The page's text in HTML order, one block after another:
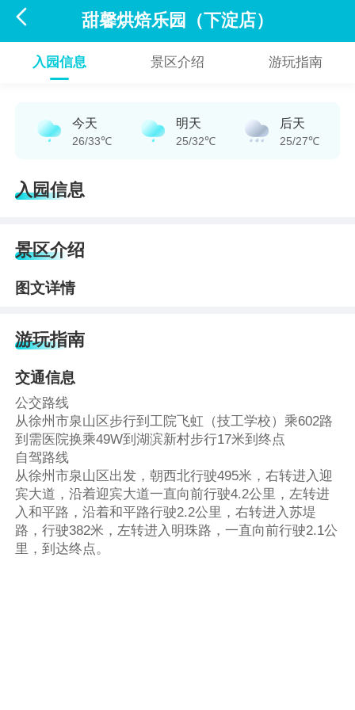
 甜馨烘焙乐园（下淀店）
入园信息 景区介绍 游玩指南
今天
26/33℃
明天
25/32℃
后天
25/27℃
入园信息
景区介绍
图文详情
游玩指南
交通信息
公交路线
从徐州市泉山区步行到工院飞虹（技工学校）乘602路
到需医院换乘49W到湖滨新村步行17米到终点
自驾路线
从徐州市泉山区出发，朝西北行驶495米，右转进入迎
宾大道，沿着迎宾大道一直向前行驶4.2公里，左转进
入和平路，沿着和平路行驶2.2公里，右转进入苏堤
路，行驶382米，左转进入明珠路，一直向前行驶2.1公
里，到达终点。